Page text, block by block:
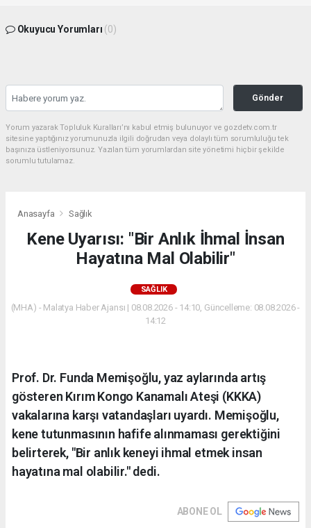
Okuyucu Yorumları (0)
Gönder
Yorum yazarak Topluluk Kuralları’nı kabul etmiş bulunuyor ve gozdetv.com.tr
sitesine yaptığınız yorumunuzla ilgili doğrudan veya dolaylı tüm sorumluluğu tek
başınıza üstleniyorsunuz. Yazılan tüm yorumlardan site yönetimi hiçbir şekilde
sorumlu tutulamaz.
Anasayfa Sağlık
Kene Uyarısı: "Bir Anlık İhmal İnsan
Hayatına Mal Olabilir"
SAĞLIK
(MHA) - Malatya Haber Ajansı | 08.08.2026 - 14:10, Güncelleme: 08.08.2026 -
14:12
Prof. Dr. Funda Memişoğlu, yaz aylarında artış
gösteren Kırım Kongo Kanamalı Ateşi (KKKA)
vakalarına karşı vatandaşları uyardı. Memişoğlu,
kene tutunmasının hafife alınmaması gerektiğini
belirterek, "Bir anlık keneyi ihmal etmek insan
hayatına mal olabilir." dedi.
ABONE OL